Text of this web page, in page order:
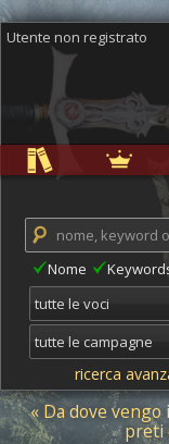
Utente non registrato
Nome
ricerca
« Da dove
preti